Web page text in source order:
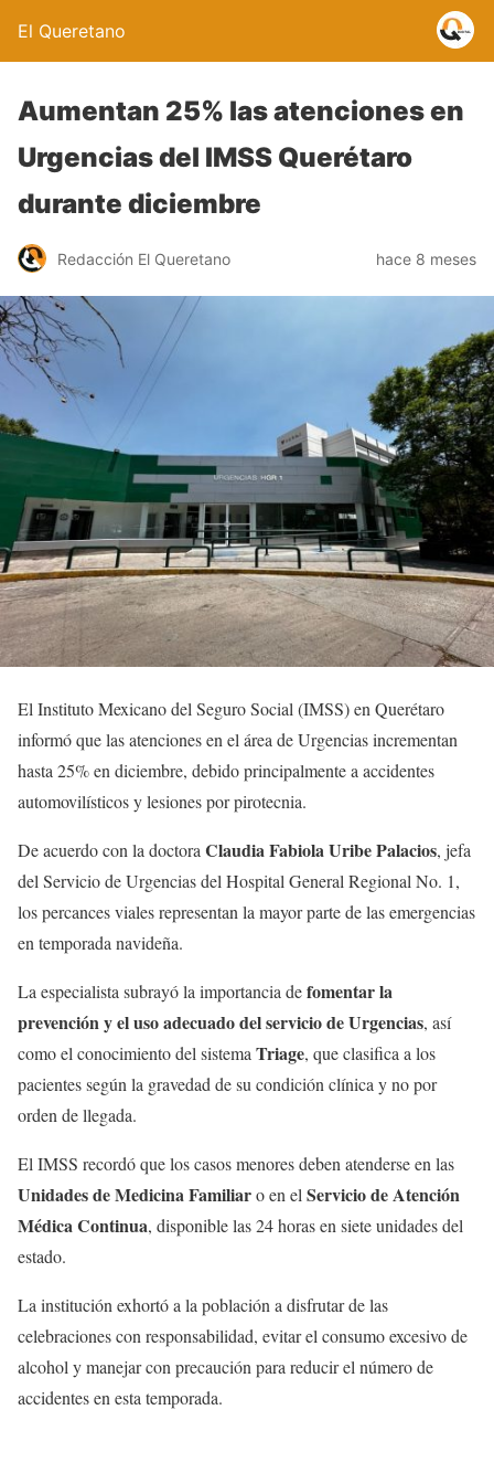
El Queretano
Aumentan 25% las atenciones en
Urgencias del IMSS Querétaro
durante diciembre
Redacción El Queretano hace 8 meses
El Instituto Mexicano del Seguro Social (IMSS) en Querétaro
informó que las atenciones en el área de Urgencias incrementan
hasta 25% en diciembre, debido principalmente a accidentes
automovilísticos y lesiones por pirotecnia.
De acuerdo con la doctora Claudia Fabiola Uribe Palacios, jefa
del Servicio de Urgencias del Hospital General Regional No. 1,
los percances viales representan la mayor parte de las emergencias
en temporada navideña.
La especialista subrayó la importancia defomentar la
prevención y el uso adecuado del servicio de Urgencias, así
como el conocimiento del sistema Triage, que clasifica a los
pacientes según la gravedad de su condición clínica y no por
orden de llegada.
El IMSS recordó que los casos menores deben atenderse en las
Unidades de Medicina Familiaro en el Servicio de Atención
Médica Continua, disponible las 24 horas en siete unidades del
estado.
La institución exhortó a la población a disfrutar de las
celebraciones con responsabilidad, evitar el consumo excesivo de
alcohol y manejar con precaución para reducir el número de
accidentes en esta temporada.